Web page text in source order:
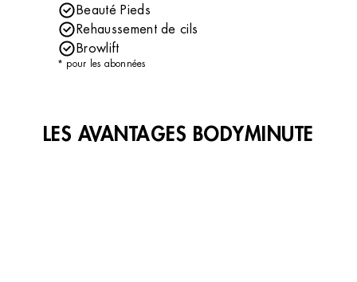
Beauté Pieds
Rehaussement de cils
Browlift
* pour les abonnées
LES AVANTAGES BODYMINUTE